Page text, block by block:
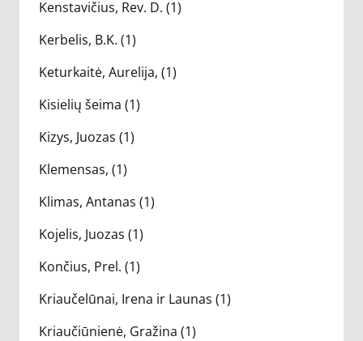
Kenstavičius, Rev. D. (1)
Kerbelis, B.K. (1)
Keturkaitė, Aurelija, (1)
Kisielių šeima (1)
Kizys, Juozas (1)
Klemensas, (1)
Klimas, Antanas (1)
Kojelis, Juozas (1)
Končius, Prel. (1)
Kriaučelūnai, Irena ir Launas (1)
Kriaučiūnienė, Gražina (1)